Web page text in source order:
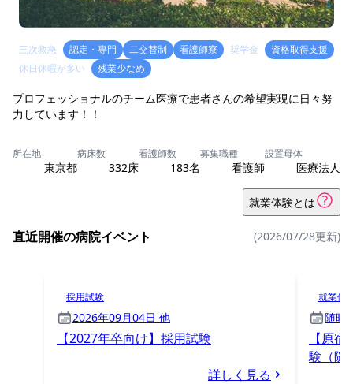
三次救急 認定・専門 二交替制 看護師寮 奨学金
資格取得支援
休日休暇が多い
残業少なめ
プロフェッショナルのチーム医療で患者さんの希望実現に日々努
力しています！！
所在地
東京都
病床数
332床
看護師数
183名
募集職種
看護師
設置母体
医療法人
就業体験とは
直近開催の病院イベント (2026/07/28更新)
採用試験
2026年09月04日 他
【2027年卒向け】採用試験
詳しく見る
就業体
随時
【原
験（随